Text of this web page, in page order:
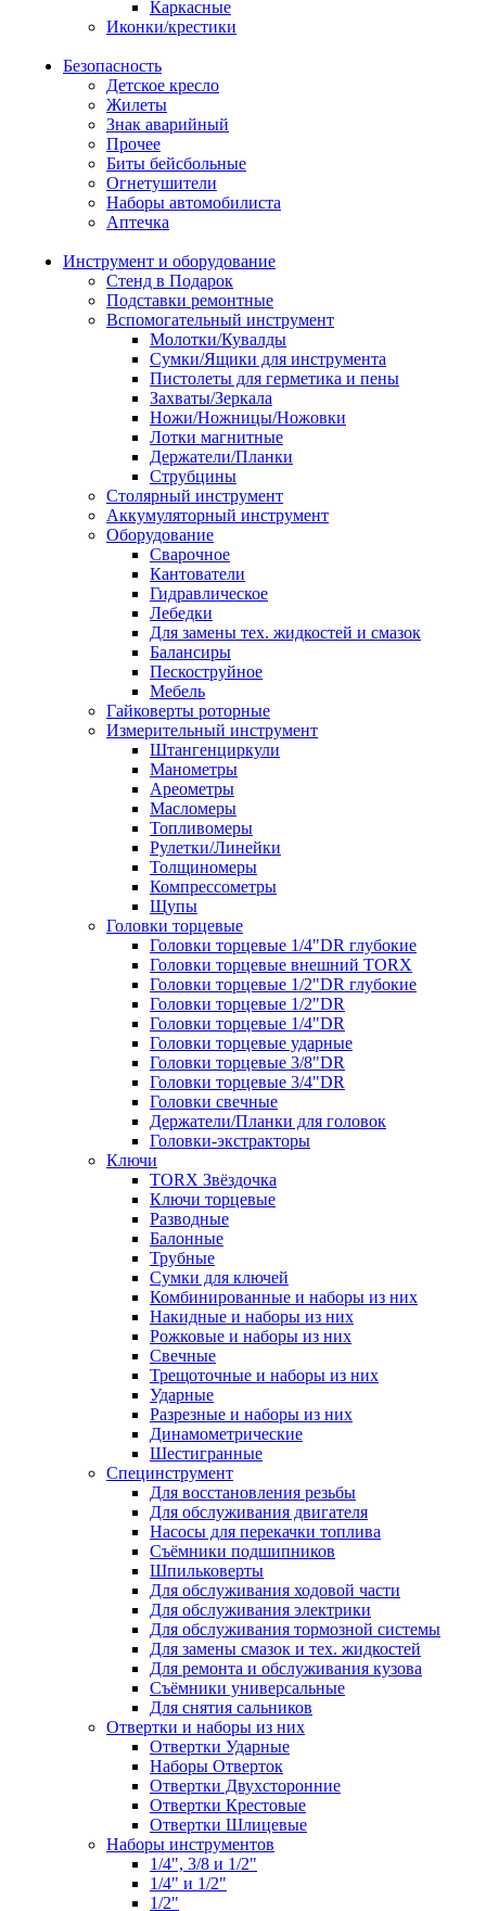
Каркасные
Иконки/крестики
Безопасность
Детское кресло
Жилеты
Знак аварийный
Прочее
Биты бейсбольные
Огнетушители
Наборы автомобилиста
Аптечка
Инструмент и оборудование
Стенд в Подарок
Подставки ремонтные
Вспомогательный инструмент
Молотки/Кувалды
Сумки/Ящики для инструмента
Пистолеты для герметика и пены
Захваты/Зеркала
Ножи/Ножницы/Ножовки
Лотки магнитные
Держатели/Планки
Струбцины
Столярный инструмент
Аккумуляторный инструмент
Оборудование
Сварочное
Кантователи
Гидравлическое
Лебедки
Для замены тех. жидкостей и смазок
Балансиры
Пескоструйное
Мебель
Гайковерты роторные
Измерительный инструмент
Штангенциркули
Манометры
Ареометры
Масломеры
Топливомеры
Рулетки/Линейки
Толщиномеры
Компрессометры
Щупы
Головки торцевые
Головки торцевые 1/4"DR глубокие
Головки торцевые внешний TORX
Головки торцевые 1/2"DR глубокие
Головки торцевые 1/2"DR
Головки торцевые 1/4"DR
Головки торцевые ударные
Головки торцевые 3/8"DR
Головки торцевые 3/4"DR
Головки свечные
Держатели/Планки для головок
Головки-экстракторы
Ключи
TORX Звёздочка
Ключи торцевые
Разводные
Балонные
Трубные
Сумки для ключей
Комбинированные и наборы из них
Накидные и наборы из них
Рожковые и наборы из них
Свечные
Трещоточные и наборы из них
Ударные
Разрезные и наборы из них
Динамометрические
Шестигранные
Специнструмент
Для восстановления резьбы
Для обслуживания двигателя
Насосы для перекачки топлива
Съёмники подшипников
Шпильковерты
Для обслуживания ходовой части
Для обслуживания электрики
Для обслуживания тормозной системы
Для замены смазок и тех. жидкостей
Для ремонта и обслуживания кузова
Съёмники универсальные
Для снятия сальников
Отвертки и наборы из них
Отвертки Ударные
Наборы Отверток
Отвертки Двухсторонние
Отвертки Крестовые
Отвертки Шлицевые
Наборы инструментов
1/4", 3/8 и 1/2"
1/4" и 1/2"
1/2"